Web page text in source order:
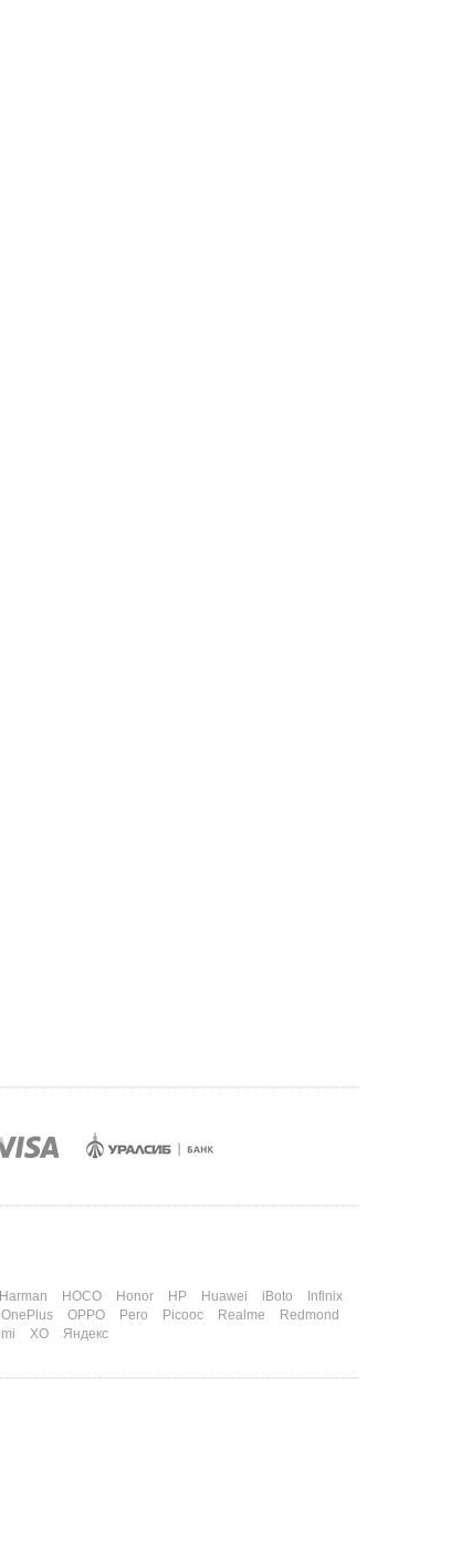
Harman HOCO Honor HP Huawei iBoto
Infinix
OnePlus OPPO Pero Picooc Realme
Redmond
XO Яндекс